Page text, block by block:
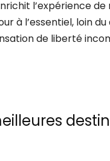
l’expérience de
à l’essentiel, loin
de liberté